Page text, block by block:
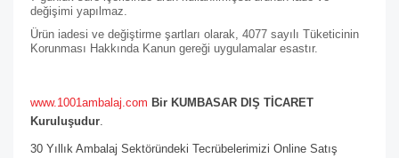
değişimi yapılmaz.
Ürün iadesi ve değiştirme şartları olarak, 4077 sayılı Tüketicinin
Korunması Hakkında Kanun gereği uygulamalar esastır.
www.1001ambalaj.com Bir KUMBASAR DIŞ TİCARET
Kuruluşudur
30 Yıllık Ambalaj Sektöründeki Tecrübelerimizi Online Satış